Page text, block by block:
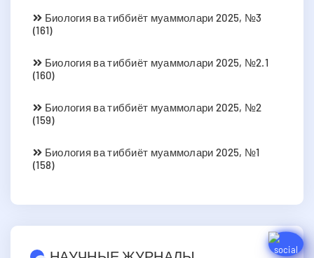
Биология ва тиббиёт муаммолари 2025, №3
(161)
Биология ва тиббиёт муаммолари 2025, №2.1
(160)
Биология ва тиббиёт муаммолари 2025, №2
(159)
Биология ва тиббиёт муаммолари 2025, №1
(158)